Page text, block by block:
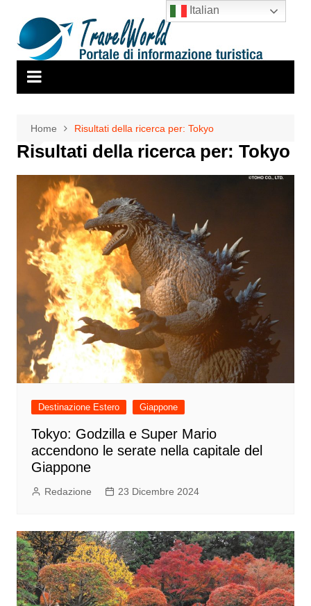
contenuto
Home Risultati della ricerca per: Tokyo
Risultati della ricerca per: Tokyo
Destinazione Estero Giappone
Tokyo: Godzilla e Super Mario
accendono le serate nella capitale del
Giappone
Redazione 23 Dicembre 2024
Italian